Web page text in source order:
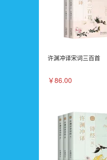
许渊冲译宋词三百首
￥86.00